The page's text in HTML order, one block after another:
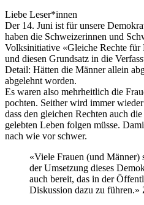
Liebe Leser*innen
Der 14. Juni ist für unsere
haben die Schweizerinnen und
Volksinitiative «Gleiche Rechte für
und diesen Grundsatz in die
Detail: Hätten die Männer allein
abgelehnt worden.
Es waren also mehrheitlich die
pochten. Seither wird immer
dass den gleichen Rechten auch
gelebten Leben folgen müsse.
nach wie vor schwer.
«Viele Frauen (und
der Umsetzung dieses
auch bereit, das in der
Diskussion dazu zu führen.»